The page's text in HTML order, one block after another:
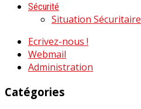
Sécurité
Situation Sécuritaire
Ecrivez-nous !
Webmail
Administration
Catégories